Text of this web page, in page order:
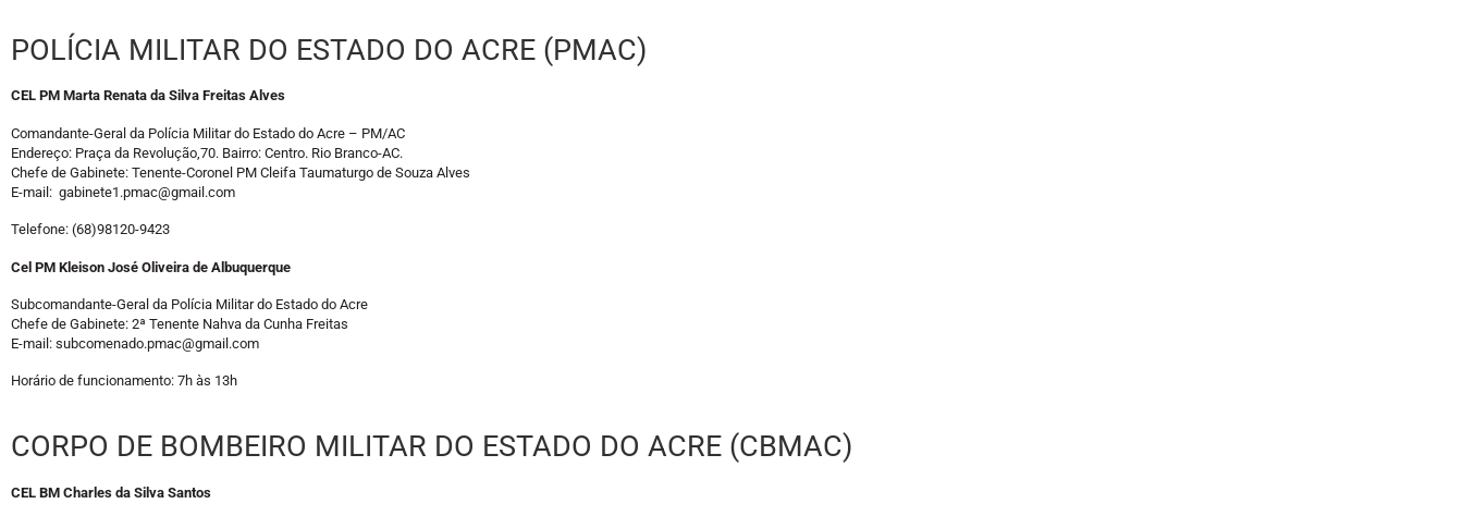
POLÍCIA MILITAR DO ESTADO DO ACRE (PMAC)
CEL PM Marta Renata da Silva Freitas Alves
Comandante-Geral da Polícia Militar do Estado do Acre – PM/AC
Endereço: Praça da Revolução,70. Bairro: Centro. Rio Branco-AC.
Chefe de Gabinete: Tenente-Coronel PM Cleifa Taumaturgo de Souza Alves
E-mail: gabinete1.pmac@gmail.com
Telefone: (68)98120-9423
Cel PM Kleison José Oliveira de Albuquerque
Subcomandante-Geral da Polícia Militar do Estado do Acre
Chefe de Gabinete: 2ª Tenente Nahva da Cunha Freitas
E-mail: subcomenado.pmac@gmail.com
Horário de funcionamento: 7h às 13h
CORPO DE BOMBEIRO MILITAR DO ESTADO DO ACRE (CBMAC)
CEL BM Charles da Silva Santos